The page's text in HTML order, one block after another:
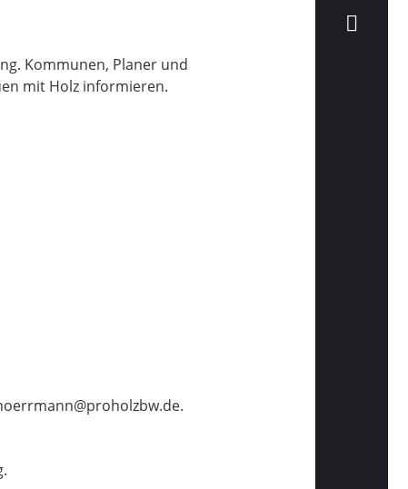
Kommunen, Planer und
mit Holz informieren.